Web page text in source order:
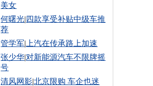
美女
何曙光| 四款享受补贴中级车推
荐
管学军| 上汽在传承路上加速
张少华|对新能源汽车不限牌摇
号
清风网影|北京限购 车企也迷